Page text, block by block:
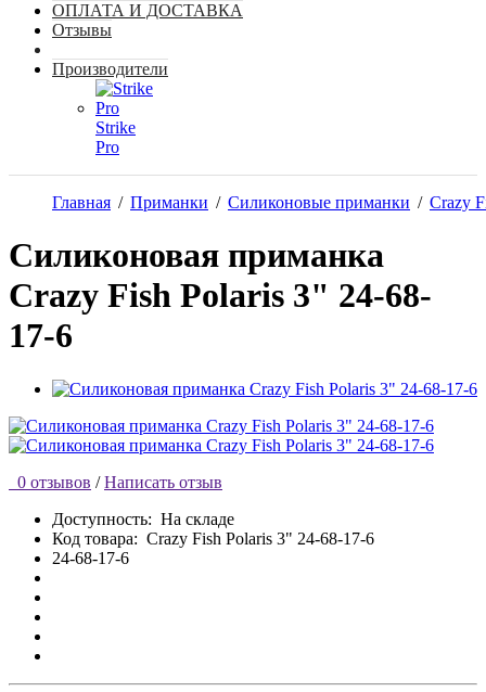
ОПЛАТА И ДОСТАВКА
Отзывы
Производители
Strike
Pro
Главная / Приманки / Силиконовые приманки / Crazy
Силиконовая приманка
Crazy Fish Polaris 3" 24-68-
17-6
0 отзывов / Написать отзыв
Доступность: На складе
Код товара: Crazy Fish Polaris 3" 24-68-17-6
24-68-17-6